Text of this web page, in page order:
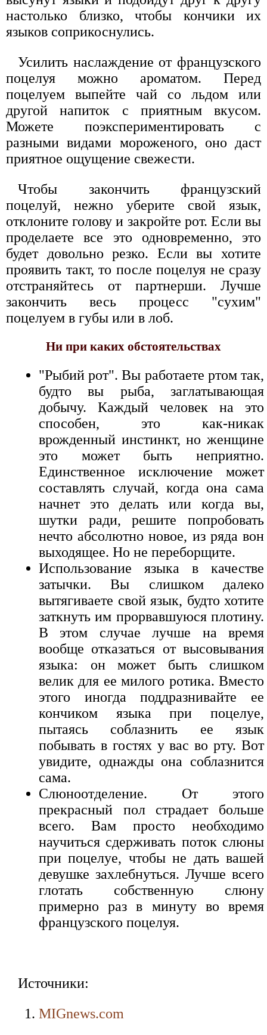
настолько близко, чтобы кончики их
языков соприкоснулись.
Усилить наслаждение от французского
поцелуя можно ароматом. Перед
поцелуем выпейте чай со льдом или
другой напиток с приятным вкусом.
Можете поэкспериментировать с
разными видами мороженого, оно даст
приятное ощущение свежести.
Чтобы закончить французский
поцелуй, нежно уберите свой язык,
отклоните голову и закройте рот. Если вы
проделаете все это одновременно, это
будет довольно резко. Если вы хотите
проявить такт, то после поцелуя не сразу
отстраняйтесь от партнерши. Лучше
закончить весь процесс "сухим"
поцелуем в губы или в лоб.
Ни при каких обстоятельствах
"Рыбий рот". Вы работаете ртом так,
будто вы рыба, заглатывающая
добычу. Каждый человек на это
способен, это как-никак
врожденный инстинкт, но женщине
это может быть неприятно.
Единственное исключение может
составлять случай, когда она сама
начнет это делать или когда вы,
шутки ради, решите попробовать
нечто абсолютно новое, из ряда вон
выходящее. Но не переборщите.
Использование языка в качестве
затычки. Вы слишком далеко
вытягиваете свой язык, будто хотите
заткнуть им прорвавшуюся плотину.
В этом случае лучше на время
вообще отказаться от высовывания
языка: он может быть слишком
велик для ее милого ротика. Вместо
этого иногда поддразнивайте ее
кончиком языка при поцелуе,
пытаясь соблазнить ее язык
побывать в гостях у вас во рту. Вот
увидите, однажды она соблазнится
сама.
Слюноотделение. От этого
прекрасный пол страдает больше
всего. Вам просто необходимо
научиться сдерживать поток слюны
при поцелуе, чтобы не дать вашей
девушке захлебнуться. Лучше всего
глотать собственную слюну
примерно раз в минуту во время
французского поцелуя.
Источники:
MIGnews.com